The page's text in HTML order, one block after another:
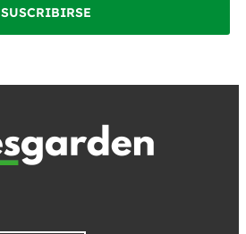
SUSCRIBIRSE